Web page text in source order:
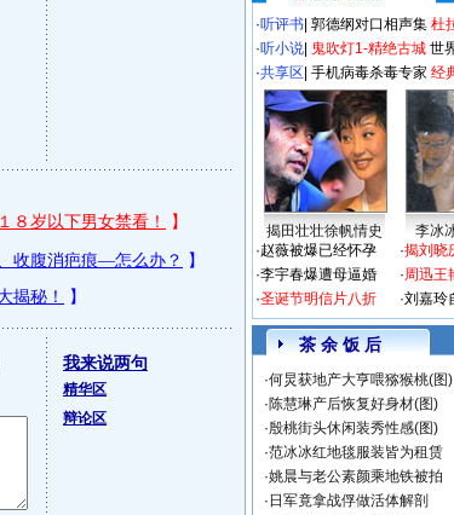
我来说两句
精华区
辩论区
·听评书 郭德纲对口相声集 杜
·听小说 鬼吹灯1-精绝古城 世
·共享区 手机病毒杀毒专家 经
揭田壮壮徐帆情史 李冰
·赵薇被爆已经怀孕
·李宇春爆遭母逼婚
·圣诞节明信片八折
·揭刘晓
·周迅王
·刘嘉玲
茶 余 饭 后
·何炅获地产大亨喂猕猴桃(图)
·陈慧琳产后恢复好身材(图)
·殷桃街头休闲装秀性感(图)
·范冰冰红地毯服装皆为租赁
·姚晨与老公素颜乘地铁被拍
· 日军竟拿战俘做活体解剖